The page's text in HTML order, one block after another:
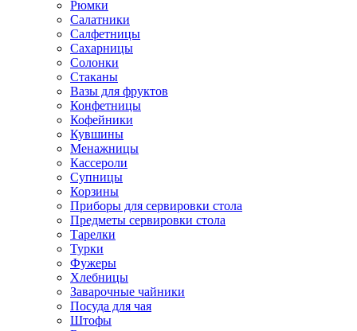
Рюмки
Салатники
Салфетницы
Сахарницы
Солонки
Стаканы
Вазы для фруктов
Конфетницы
Кофейники
Кувшины
Менажницы
Кассероли
Супницы
Корзины
Приборы для сервировки стола
Предметы сервировки стола
Тарелки
Турки
Фужеры
Хлебницы
Заварочные чайники
Посуда для чая
Штофы